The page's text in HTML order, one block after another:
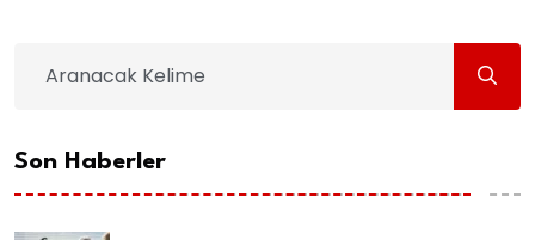
Son Haberler